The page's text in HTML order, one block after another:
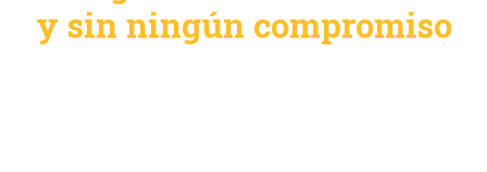
y sin ningún compromiso